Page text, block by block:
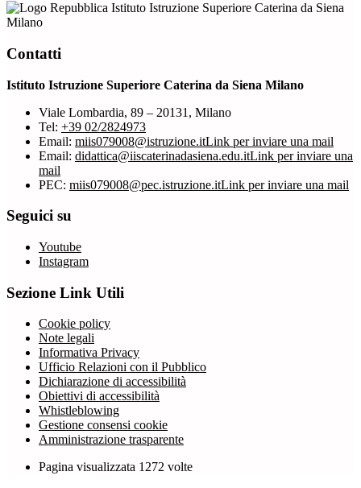
Istituto Istruzione Superiore Caterina da Siena
Milano
Contatti
Istituto Istruzione Superiore Caterina da Siena Milano
Viale Lombardia, 89 – 20131, Milano
Tel: +39 02/2824973
Email: miis079008@istruzione.itLink per inviare una mail
Email: didattica@iiscaterinadasiena.edu.itLink per inviare una
mail
PEC: miis079008@pec.istruzione.itLink per inviare una mail
Seguici su
Youtube
Instagram
Sezione Link Utili
Cookie policy
Note legali
Informativa Privacy
Ufficio Relazioni con il Pubblico
Dichiarazione di accessibilità
Obiettivi di accessibilità
Whistleblowing
Gestione consensi cookie
Amministrazione trasparente
Pagina visualizzata 1272 volte